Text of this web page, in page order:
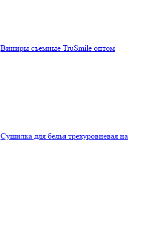
Виниры съемные TruSmile оптом
Сушилка для белья трехуровневая на